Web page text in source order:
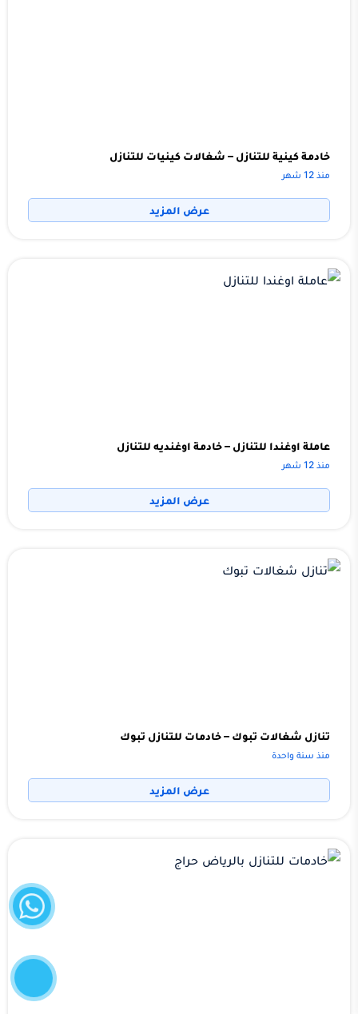
خادمة كينية للتنازل – شغالات كينيات للتنازل
منذ 12 شهر
عرض المزيد
عاملة اوغندا للتنازل – خادمة اوغنديه للتنازل
منذ 12 شهر
عرض المزيد
تنازل شغالات تبوك – خادمات للتنازل تبوك
منذ سنة واحدة
عرض المزيد
الآن